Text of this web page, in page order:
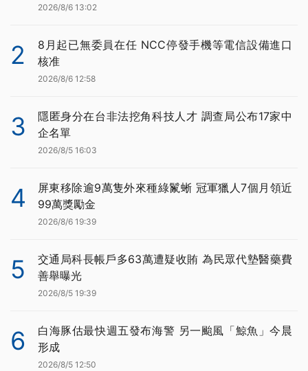
2026/8/6 13:02
2
8月起已無委員在任 NCC停發手機等電信設備進口
核准
2026/8/6 12:58
3
隱匿身分在台非法挖角科技人才 調查局公布17家中
企名單
2026/8/5 16:03
4
屏東移除逾9萬隻外來種綠鬣蜥 冠軍獵人7個月領近
99萬獎勵金
2026/8/6 19:39
5
交通局科長帳戶多63萬遭疑收賄 為民眾代墊醫藥費
善舉曝光
2026/8/5 19:39
6
白海豚估最快週五發布海警 另一颱風「鯨魚」今晨
形成
2026/8/5 12:50